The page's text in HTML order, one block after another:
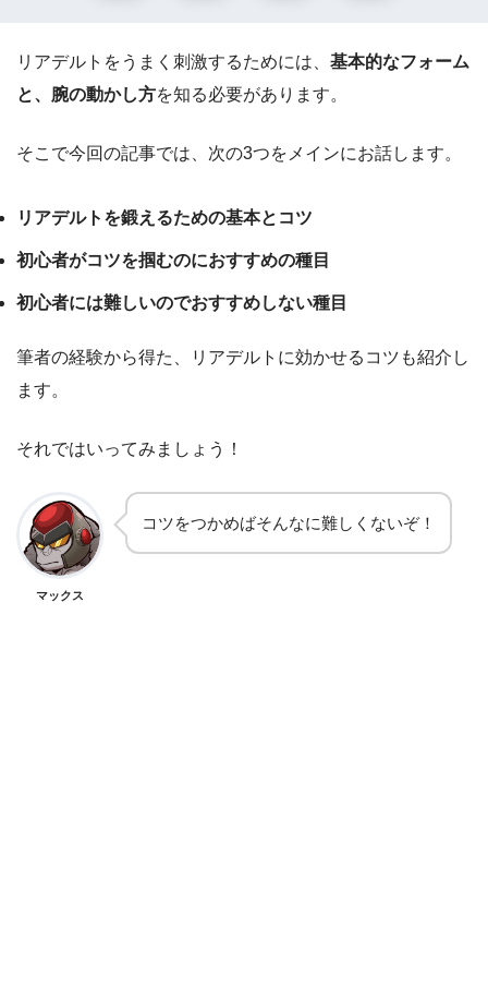
リアデルトをうまく刺激するためには、 基本的なフォーム
と、腕の動かし方を知る必要があります。
そこで今回の記事では、次の3つをメインにお話します。
リアデルトを鍛えるための基本とコツ
初心者がコツを掴むのにおすすめの種目
初心者には難しいのでおすすめしない種目
筆者の経験から得た、リアデルトに効かせるコツも紹介し
ます。
それではいってみましょう！
マックス
コツをつかめばそんなに難しくないぞ！